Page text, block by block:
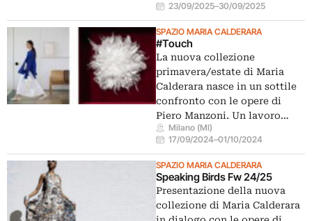
23/09/2025–30/09/2025
SPAZIO MARIA CALDERARA
#Touch
La nuova collezione
primavera/estate di Maria
Calderara nasce in un sottile
confronto con le opere di
Piero Manzoni. Un lavoro…
Milano (MI)
17/09/2024–01/10/2024
SPAZIO MARIA CALDERARA
Speaking Birds Fw 24/25
Presentazione della nuova
collezione di Maria Calderara